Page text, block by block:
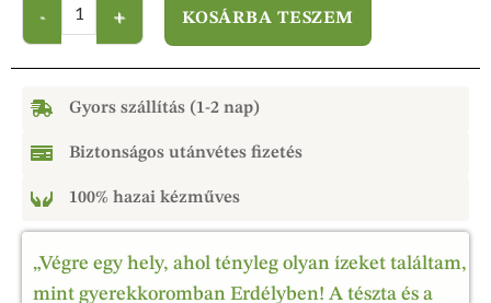
KOSÁRBA TESZEM
Gyors szállítás (1-2 nap)
Biztonságos utánvétes fizetés
100% hazai kézműves
„Végre egy hely, ahol tényleg olyan ízeket találtam,
mint gyerekkoromban Erdélyben! A tészta és a